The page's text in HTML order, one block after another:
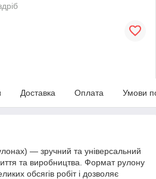
Доставка Оплата Умови
— зручний та універсальний
та виробництва. Формат рулону
обсягів робіт і дозволяє